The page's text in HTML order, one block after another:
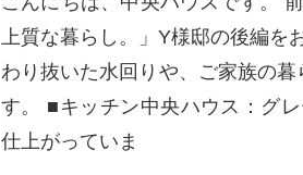
上質な暮らし。」Y様邸の後編を
わり抜いた水回りや、ご家族の
す。 ■キッチン中央ハウス：グ
仕上がっていま